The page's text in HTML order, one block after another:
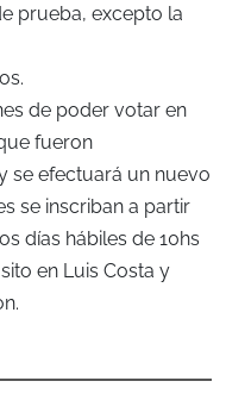
prueba, excepto la
de poder votar en
fueron
se efectuará un nuevo
se inscriban a partir
días hábiles de 10hs
en Luis Costa y